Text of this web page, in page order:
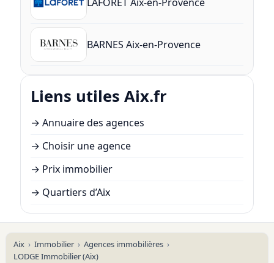
BARNES Aix-en-Provence
Liens utiles Aix.fr
→ Annuaire des agences
→ Choisir une agence
→ Prix immobilier
→ Quartiers d’Aix
Aix Immobilier
Agences immobilières
LODGE Immobilier (Aix)